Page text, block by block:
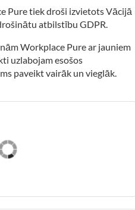
Pure tiek droši izvietots Vācijā
atbilstību GDPR.
Workplace Pure ar jauniem
uzlabojam esošos
paveikt vairāk un vieglāk.